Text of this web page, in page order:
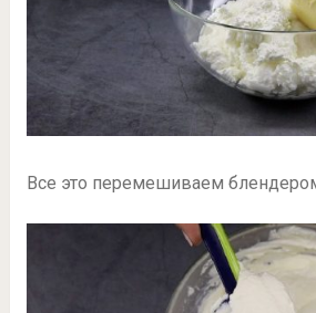
Все это перемешиваем